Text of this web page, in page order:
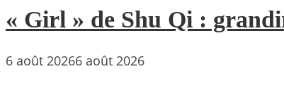
« Girl » de Shu Qi :
6 août 20266 août 2026